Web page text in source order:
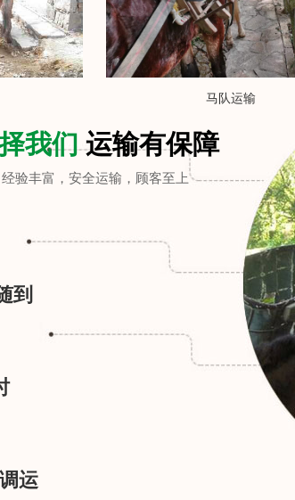
马队运输
我们运输有保障
经验丰富，安全运输，顾客至上
到
运